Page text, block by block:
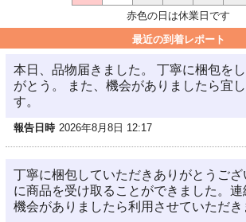
赤色の日は休業日です
最近の到着レポート
本日、品物届きました。 丁寧に梱包を
がとう。 また、機会がありましたら宜
す。
報告日時 2026年8月8日 12:17
丁寧に梱包していただきありがとうご
に商品を受け取ることができました。
機会がありましたら利用させていただき